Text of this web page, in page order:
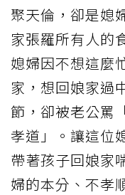
聚天倫，卻是媳
家張羅所有人的
媳婦因不想這麼
家，想回娘家過
節，卻被老公罵
孝道」。讓這位
帶著孩子回娘家
婦的本分、不孝